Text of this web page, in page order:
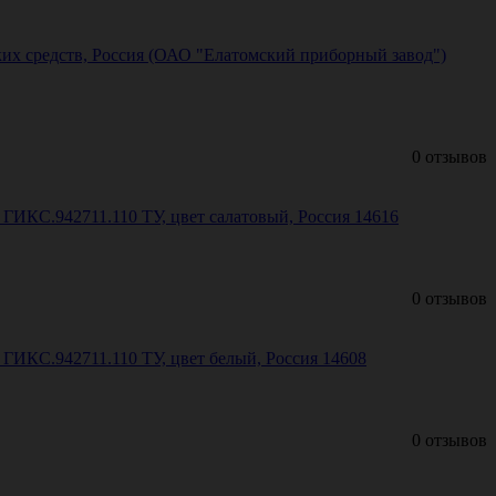
средств, Россия (ОАО "Елатомский приборный завод")
0 отзывов
ТУ, цвет салатовый, Россия 14616
0 отзывов
ТУ, цвет белый, Россия 14608
0 отзывов